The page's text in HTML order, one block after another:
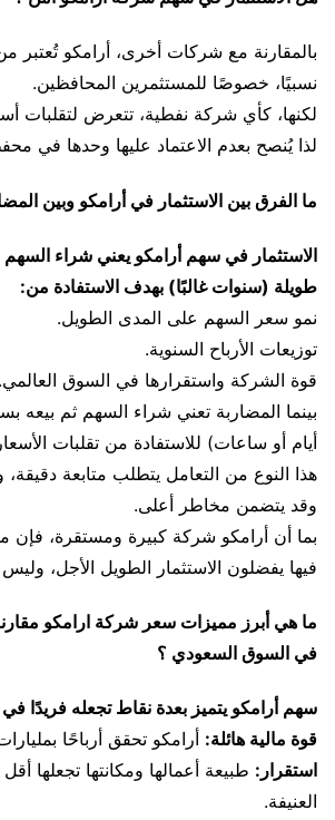
بالمقارنة مع شركات أخرى، أرامكو تُعتبر من
نسبيًا، خصوصًا للمستثمرين المحافظين.
لكنها، كأي شركة نفطية، تتعرض لتقلبات
لذا يُنصح بعدم الاعتماد عليها وحدها في
ما الفرق بين الاستثمار في أرامكو وبين
الاستثمار في سهم أرامكو يعني شراء السهم
طويلة (سنوات غالبًا) بهدف الاستفادة من:
نمو سعر السهم على المدى الطويل.
توزيعات الأرباح السنوية.
قوة الشركة واستقرارها في السوق العالمي.
بينما المضاربة تعني شراء السهم ثم بيعه
أيام أو ساعات) للاستفادة من تقلبات
هذا النوع من التعامل يتطلب متابعة
وقد يتضمن مخاطر أعلى.
بما أن أرامكو شركة كبيرة ومستقرة، فإن
فيها يفضلون الاستثمار الطويل الأجل، وليس
ما هي أبرز مميزات سعر شركة ارامكو
في السوق السعودي ؟
سهم أرامكو يتميز بعدة نقاط تجعله فريدًا
قوة مالية هائلة: أرامكو تحقق أرباحًا
استقرار: طبيعة أعمالها ومكانتها تجعلها
العنيفة.